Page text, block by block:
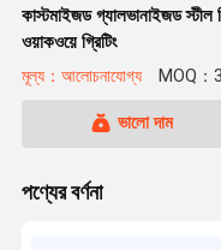
কাস্টমাইজড গ্যালভানাইজড
ওয়াকওয়ে গ্রিটিং
মূল্য：আলোচনাযোগ্য MOQ：
ভালো দাম
পণ্যের বর্ণনা